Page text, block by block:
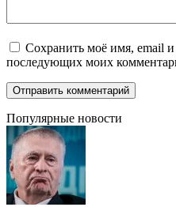
Сохранить моё имя, email и
последующих моих
Популярные новости